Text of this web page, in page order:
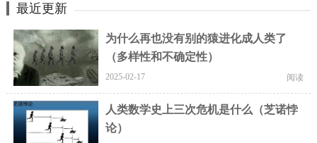
最近更新
为什么再也没有别的猿进化成人类了
（多样性和不确定性）
2025-02-17 阅读
人类数学史上三次危机是什么（芝诺悖
论）